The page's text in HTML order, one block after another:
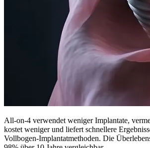
All-on-4 verwendet weniger Implantate,
kostet weniger und liefert schnellere
Vollbogen-Implantatmethoden. Die